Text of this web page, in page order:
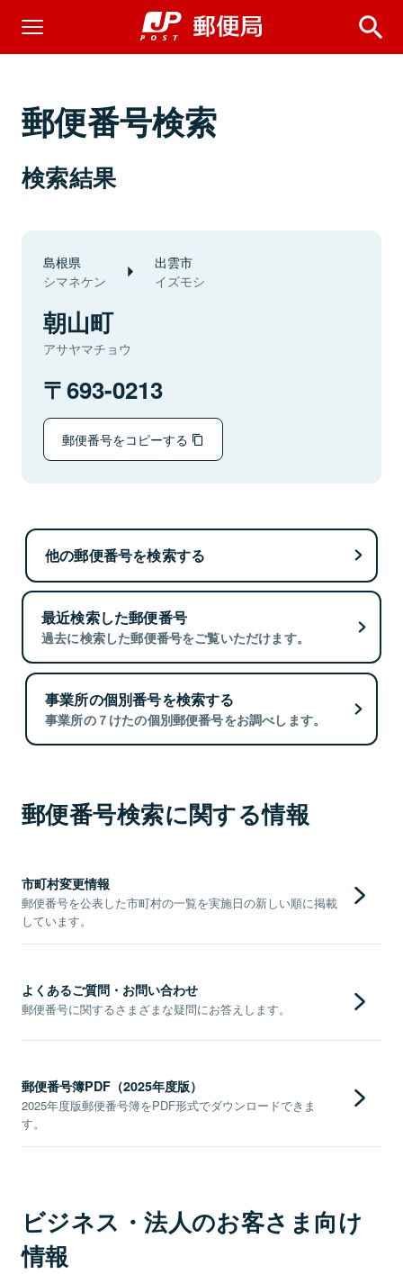
郵便番号検索
検索結果
島根県
シマネケン
出雲市
イズモシ
朝山町
アサヤマチョウ
693-0213
郵便番号をコピーする
他の郵便番号を検索する
最近検索した郵便番号
過去に検索した郵便番号をご覧いただけます。
事業所の個別番号を検索する
事業所の７けたの個別郵便番号をお調べします。
郵便番号検索に関する情報
市町村変更情報
郵便番号を公表した市町村の一覧を実施日の新しい順に掲載
しています。
よくあるご質問・お問い合わせ
郵便番号に関するさまざまな疑問にお答えします。
郵便番号簿PDF（2025年度版）
2025年度版郵便番号簿をPDF形式でダウンロードできま
す。
ビジネス・法人のお客さま向け
情報